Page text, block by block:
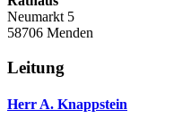
Neumarkt 5
58706 Menden
Leitung
Herr A. Knappstein